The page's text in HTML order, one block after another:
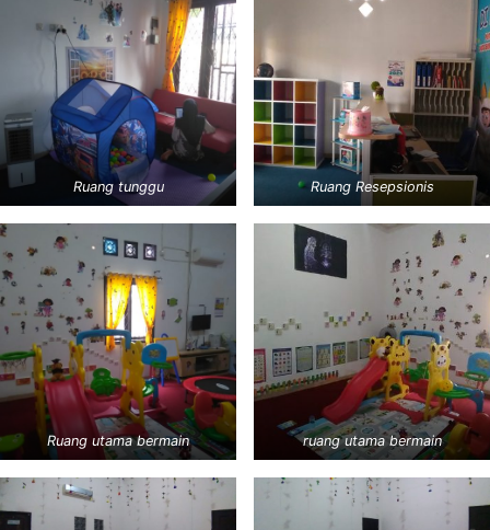
Ruang tunggu Ruang Resepsionis
Ruang utama bermain ruang utama bermain